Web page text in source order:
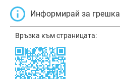
Информирай за грешка
Връзка към страницата: